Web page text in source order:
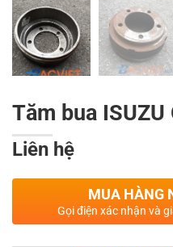
Tăm bua ISUZU
Liên hệ
MUA HÀNG
Gọi điện xác nhận và